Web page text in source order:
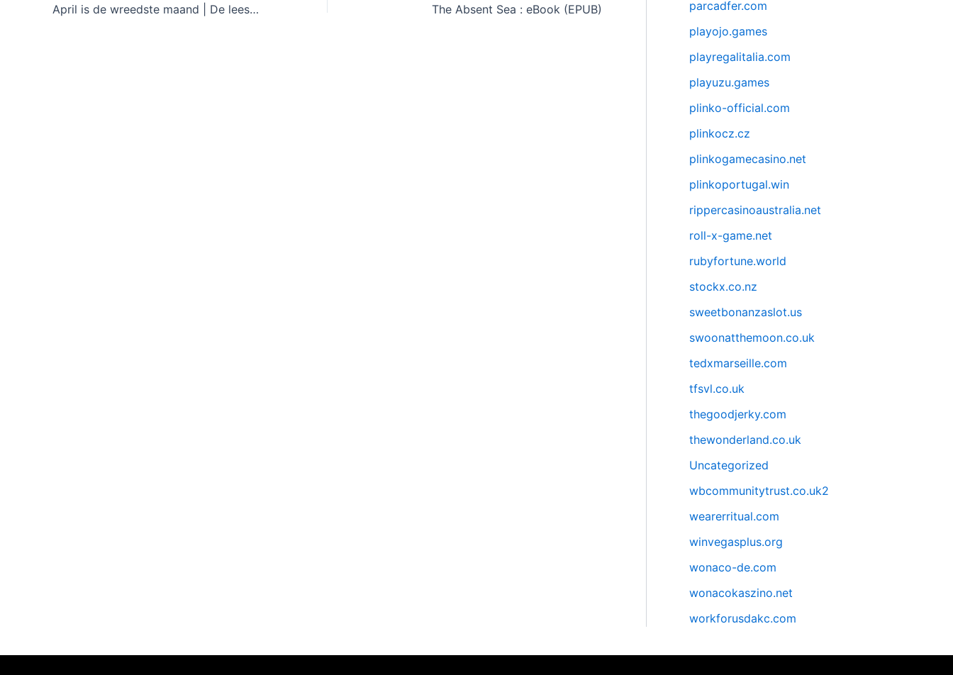
April is de wreedste maand | De leesruimte The Absent Sea : eBook (EPUB)
parcadfer.com
playojo.games
playregalitalia.com
playuzu.games
plinko-official.com
plinkocz.cz
plinkogamecasino.net
plinkoportugal.win
rippercasinoaustralia.net
roll-x-game.net
rubyfortune.world
stockx.co.nz
sweetbonanzaslot.us
swoonatthemoon.co.uk
tedxmarseille.com
tfsvl.co.uk
thegoodjerky.com
thewonderland.co.uk
Uncategorized
wbcommunitytrust.co.uk2
wearerritual.com
winvegasplus.org
wonaco-de.com
wonacokaszino.net
workforusdakc.com